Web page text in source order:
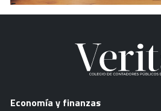
Economía y finanzas